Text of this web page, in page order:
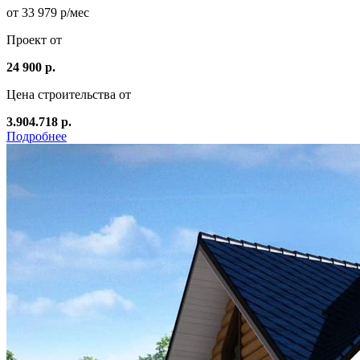
от 33 979 р/мес
Проект от
24 900 р.
Цена строительства от
3.904.718 р.
Подробнее